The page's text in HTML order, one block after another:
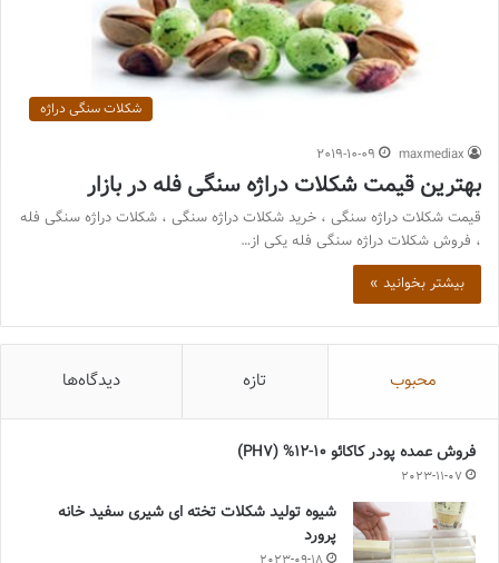
شکلات سنگی دراژه
maxmediax
2019-10-09
بهترین قیمت شکلات دراژه سنگی فله در بازار
قیمت شکلات دراژه سنگی ، خرید شکلات دراژه سنگی ، شکلات دراژه سنگی فله
، فروش شکلات دراژه سنگی فله یکی از…
بیشتر بخوانید »
محبوب تازه دیدگاه‌ها
فروش عمده پودر کاکائو 10-12% (PH7)
2023-11-07
شیوه تولید شکلات تخته ای شیری سفید خانه
پرورد